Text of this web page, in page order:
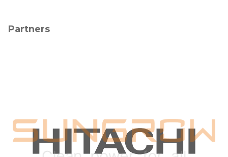
Partners